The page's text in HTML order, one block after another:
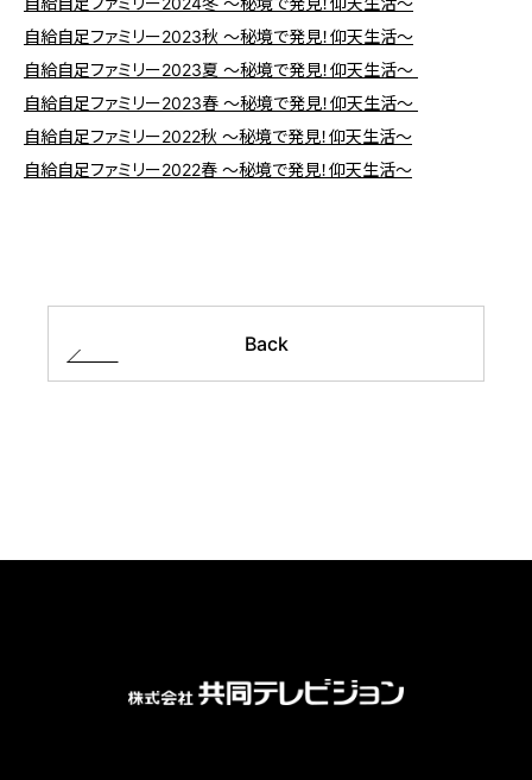
自給自足ファミリー2023秋 ～秘境で発見！仰天生活～
自給自足ファミリー2023夏 ～秘境で発見！仰天生活～
自給自足ファミリー2023春 ～秘境で発見！仰天生活～
自給自足ファミリー2022秋 ～秘境で発見！仰天生活～
自給自足ファミリー2022春 ～秘境で発見！仰天生活～
Back